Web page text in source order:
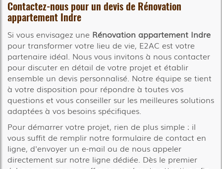
Contactez-nous pour un devis de Rénovation
appartement Indre
Si vous envisagez une Rénovation appartement Indre
pour transformer votre lieu de vie, E2AC est votre
partenaire idéal. Nous vous invitons à nous contacter
pour discuter en détail de votre projet et établir
ensemble un devis personnalisé. Notre équipe se tient
à votre disposition pour répondre à toutes vos
questions et vous conseiller sur les meilleures solutions
adaptées à vos besoins spécifiques.
Pour démarrer votre projet, rien de plus simple : il
vous suffit de remplir notre formulaire de contact en
ligne, d'envoyer un e-mail ou de nous appeler
directement sur notre ligne dédiée. Dès le premier